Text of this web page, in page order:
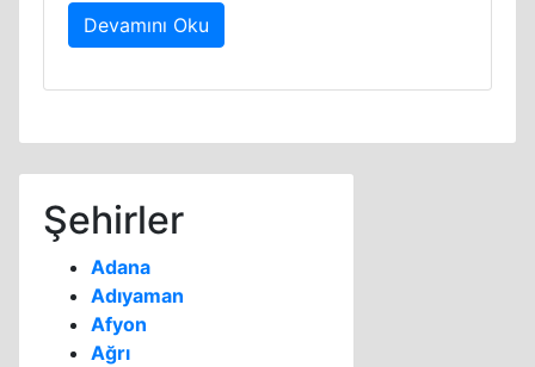
Devamını Oku
Şehirler
Adana
Adıyaman
Afyon
Ağrı